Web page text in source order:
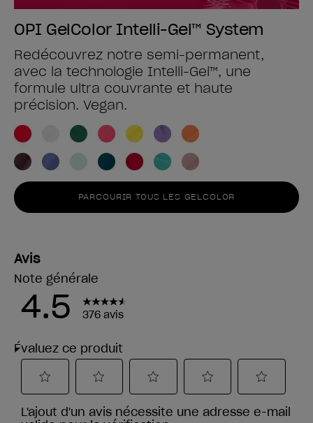
OPI GelColor Intelli-Gel™ System
Redécouvrez notre semi-permanent,
avec la technologie Intelli-Gel™, une
formule ultra couvrante et haute
précision. Vegan.
PARCOURIR TOUS LES GELCOLOR